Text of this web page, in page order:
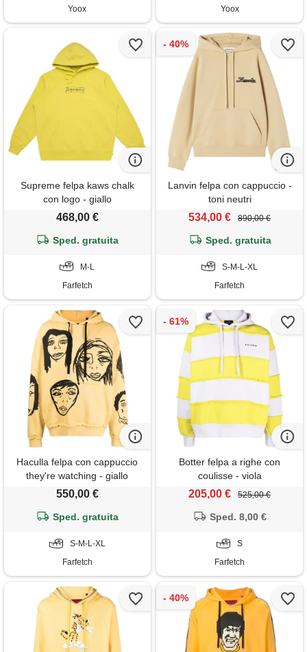
Yoox Yoox
Supreme felpa kaws chalk
con logo - giallo
468,00 €
Sped. gratuita
M-L
Farfetch
Lanvin felpa con cappuccio -
toni neutri
534,00 € 890,00 €
Sped. gratuita
S-M-L-XL
Farfetch
Haculla felpa con cappuccio
they're watching - giallo
550,00 €
Sped. gratuita
S-M-L-XL
Farfetch
Botter felpa a righe con
coulisse - viola
205,00 € 525,00 €
Sped. 8,00 €
S
Farfetch